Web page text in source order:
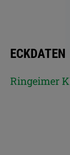
ECKDATEN
Ringeimer